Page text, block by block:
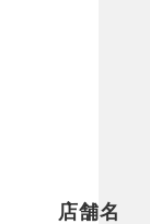
店舗名